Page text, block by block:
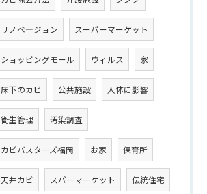
リノベ―ジョン スーパーマーケット
ショッピングモール ウィルス 家
床下のカビ 公共施設 人体に影響
衛生管理 汚染調査
カビバスターズ福岡 お家 保育所
天井カビ スパーマーケット 伝統住宅